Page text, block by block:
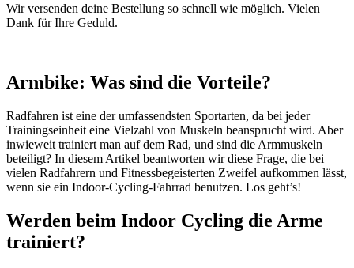
Wir versenden deine Bestellung so schnell wie möglich. Vielen
Dank für Ihre Geduld.
Armbike: Was sind die Vorteile?
Radfahren ist eine der umfassendsten Sportarten, da bei jeder
Trainingseinheit eine Vielzahl von Muskeln beansprucht wird. Aber
inwieweit trainiert man auf dem Rad, und sind die Armmuskeln
beteiligt? In diesem Artikel beantworten wir diese Frage, die bei
vielen Radfahrern und Fitnessbegeisterten Zweifel aufkommen lässt,
wenn sie ein Indoor-Cycling-Fahrrad benutzen. Los geht’s!
Werden beim Indoor Cycling die Arme
trainiert?